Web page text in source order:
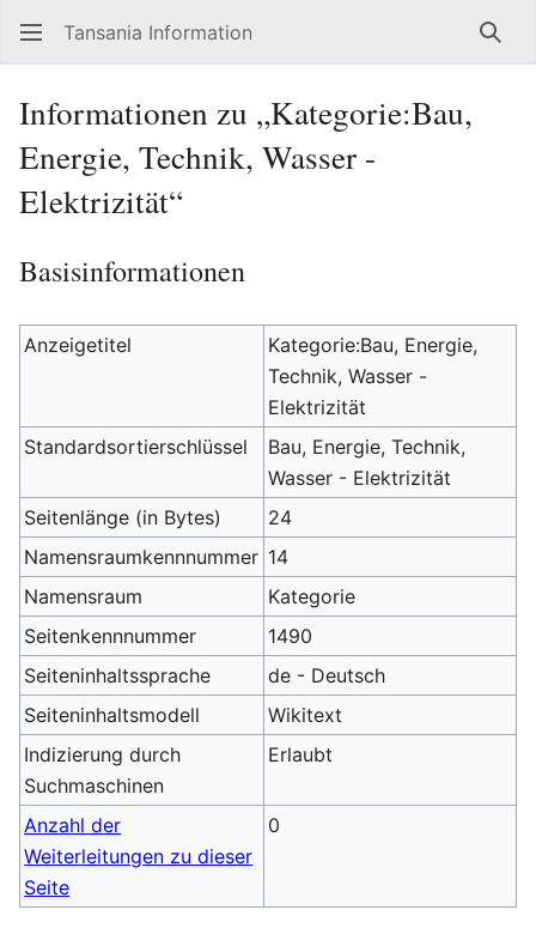
Tansania Information
Informationen zu „Kategorie:Bau,
Energie, Technik, Wasser -
Elektrizität“
Basisinformationen
Anzeigetitel
Kategorie:Bau, Energie,
Technik, Wasser -
Elektrizität
Standardsortierschlüssel
Bau, Energie, Technik,
Wasser - Elektrizität
Seitenlänge (in Bytes)
24
Namensraumkennnummer 14
Namensraum
Kategorie
Seitenkennnummer
1490
Seiteninhaltssprache
de - Deutsch
Seiteninhaltsmodell
Wikitext
Indizierung durch
Suchmaschinen
Erlaubt
Anzahl der
Weiterleitungen zu dieser
Seite
0